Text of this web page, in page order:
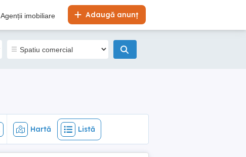
Adaugă anunț
Agenții imobiliare
Hartă Listă
Hartă Listă